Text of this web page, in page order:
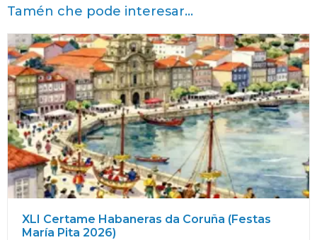
Tamén che pode interesar...
XLI Certame Habaneras da Coruña (Festas
María Pita 2026)